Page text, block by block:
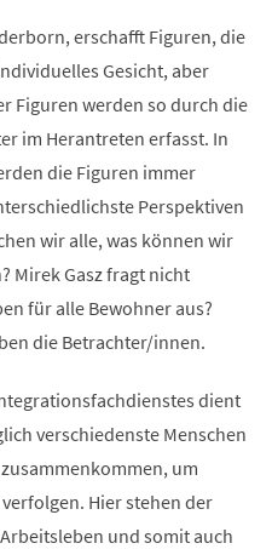
erschafft Figuren, die
Gesicht, aber
Figuren werden so durch die
im Herantreten erfasst. In
die Figuren immer
Perspektiven
wir alle, was können wir
Mirek Gasz fragt nicht
für alle Bewohner aus?
die Betrachter/innen.
dient
verschiedenste Menschen
um
Hier stehen der
und somit auch